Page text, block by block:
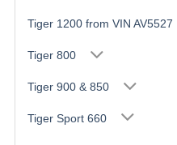
Tiger 1200 from VIN AV5527
Tiger 800
Tiger 900 & 850
Tiger Sport 660